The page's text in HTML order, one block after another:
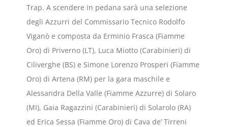
Trap. A scendere in pedana sarà una selezione
degli Azzurri del Commissario Tecnico Rodolfo
Viganò e composta da Erminio Frasca (Fiamme
Oro) di Priverno (LT), Luca Miotto (Carabinieri) di
Ciliverghe (BS) e Simone Lorenzo Prosperi (Fiamme
Oro) di Artena (RM) per la gara maschile e
Alessandra Della Valle (Fiamme Azzurre) di Solaro
(MI), Gaia Ragazzini (Carabinieri) di Solarolo (RA)
ed Erica Sessa (Fiamme Oro) di Cava de’ Tirreni